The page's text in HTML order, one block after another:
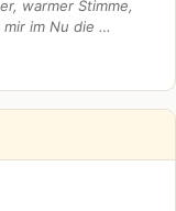
warmer Stimme,
im Nu die …